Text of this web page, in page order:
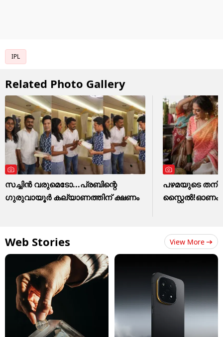
IPL
Related Photo Gallery
സച്ചിന്‍ വരുമെടോ...പ്രബിന്റെ
ഗുരുവായൂര്‍ കല്യാണത്തിന് ക്ഷണം
പഴമയുടെ
സ്റ്റൈൽ!ഓണം
Web Stories View More